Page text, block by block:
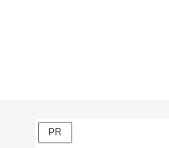
PR